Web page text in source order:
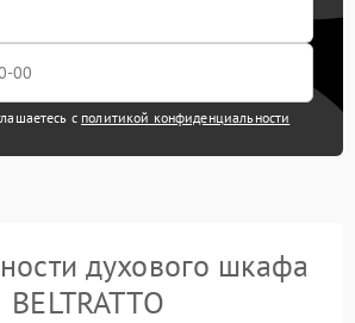
с политикой конфиденциальности
духового шкафа
BELTRATTO